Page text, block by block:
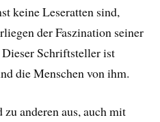
keine Leseratten sind,
der Faszination seiner
Dieser Schriftsteller ist
die Menschen von ihm.
anderen aus, auch mit